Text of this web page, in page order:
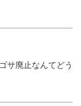
サ廃止なんてどう